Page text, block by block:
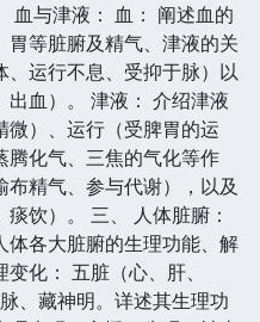
血与津液： 血： 阐述血的
等脏腑及精气、津液的关
运行不息、受抑于脉）以
血）。 津液： 介绍津液
微）、运行（受脾胃的运
腾化气、三焦的气化等作
精气、参与代谢），以及
饮）。 三、 人体脏腑：
各大脏腑的生理功能、解
化： 五脏（心、肝、
、藏神明。详述其生理功